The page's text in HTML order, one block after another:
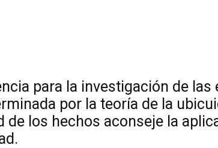
para la investigación de
por la teoría de la
de los hechos aconseje la